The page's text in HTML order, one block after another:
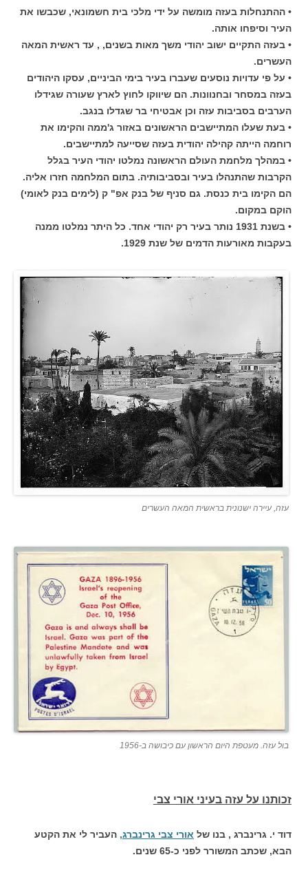
• ההתנחלות בעזה מומשה על ידי מלכי בית חשמונאי, שכבשו את
העיר וסיפחו אותה.
• בעזה התקיים ישוב יהודי משך מאות בשנים, , עד ראשית המאה
העשרים.
• על פי עדויות נוסעים שעברו בעיר בימי הביניים, עסקו היהודים
בעזה במסחר ובחנוונות. הם שיווקו לחוץ לארץ שעורה שגידלו
הערבים בסביבות עזה וכן אבטיחי בר שגדלו בנגב.
• בעת שעלו המתיישבים הראשונים באזור ג'ממה והקימו את
רוחמה הייתה קהילה יהודית בעזה שסייעה למתיישבים.
• במהלך מלחמת העולם הראשונה נמלטו יהודי העיר בגלל
הקרבות שהתנהלו בעיר ובסביבותיה. בתום המלחמה חזרו אליה.
הם הקימו בית כנסת. גם סניף של בנק אפ" ק (לימים בנק לאומי)
הוקם במקום.
• בשנת 1931 נותר בעיר רק יהודי אחד. כל היתר נמלטו ממנה
בעקבות מאורעות הדמים של שנת 1929.
עזה, עיירה ישנונית בראשית המאה העשרים
בול עזה. מעטפת היום הראשון עם כיבושה ב-1956
זכותנו על עזה בעיני אורי צבי
דוד י. גרינברג , בנו של אורי צבי גרינברג, העביר לי את הקטע
הבא, שכתב המשורר לפני כ-65 שנים.